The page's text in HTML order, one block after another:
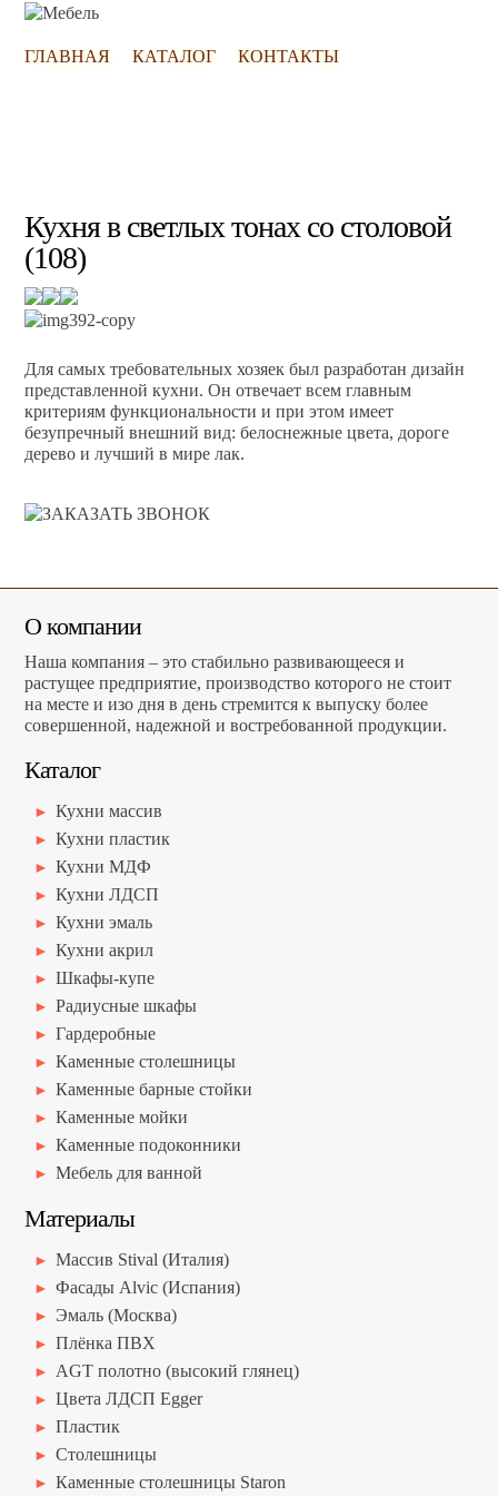
ГЛАВНАЯ КАТАЛОГ КОНТАКТЫ
Кухня в светлых тонах со столовой
(108)
Для самых требовательных хозяек был разработан дизайн
представленной кухни. Он отвечает всем главным
критериям функциональности и при этом имеет
безупречный внешний вид: белоснежные цвета, дороге
дерево и лучший в мире лак.
О компании
Наша компания – это стабильно развивающееся и
растущее предприятие, производство которого не стоит
на месте и изо дня в день стремится к выпуску более
совершенной, надежной и востребованной продукции.
Каталог
Кухни массив
Кухни пластик
Кухни МДФ
Кухни ЛДСП
Кухни эмаль
Кухни акрил
Шкафы-купе
Радиусные шкафы
Гардеробные
Каменные столешницы
Каменные барные стойки
Каменные мойки
Каменные подоконники
Мебель для ванной
Материалы
Массив Stival (Италия)
Фасады Alvic (Испания)
Эмаль (Москва)
Плёнка ПВХ
AGT полотно (высокий глянец)
Цвета ЛДСП Egger
Пластик
Столешницы
Каменные столешницы Staron